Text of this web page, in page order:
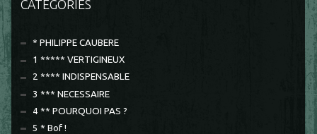
CATÉGORIES
* PHILIPPE CAUBERE
1 ***** VERTIGINEUX
2 **** INDISPENSABLE
3 *** NECESSAIRE
4 ** POURQUOI PAS ?
5 * Bof !